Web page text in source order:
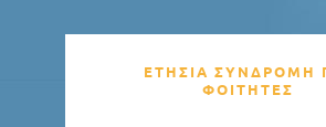
ΕΤΗΣΙΑ ΣΥΝΔΡΟΜΗ
ΦΟΙΤΗΤΕΣ